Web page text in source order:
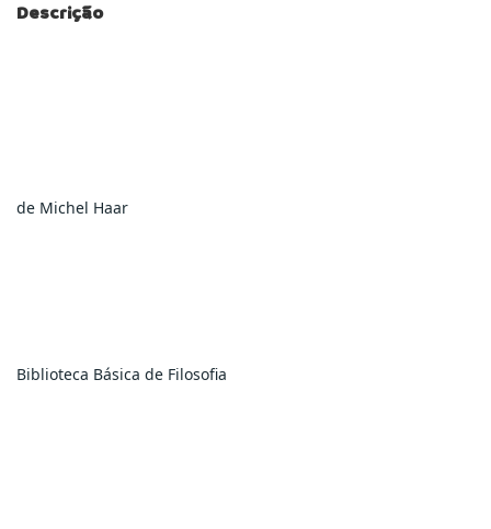
Descrição
de Michel Haar
Biblioteca Básica de Filosofia